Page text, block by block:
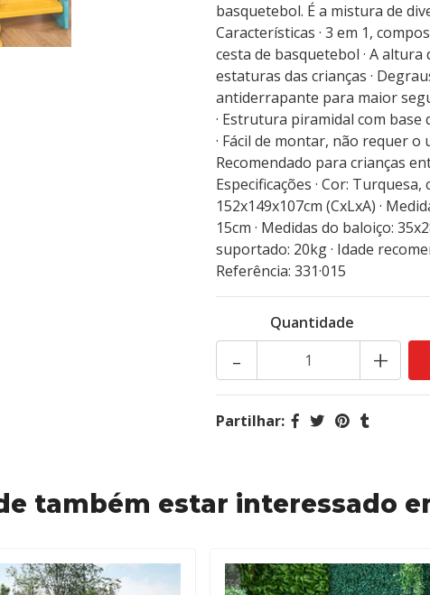
basquetebol. É a mistura de
Características · 3 em 1,
cesta de basquetebol · A
estaturas das crianças ·
antiderrapante para maior
· Estrutura piramidal com
· Fácil de montar, não requer
Recomendado para crianças
Especificações · Cor:
152x149x107cm (CxLxA) ·
15cm · Medidas do baloiço:
suportado: 20kg · Idade
Referência: 331·015
Quantidade
+
-
Partilhar:
também estar interessado